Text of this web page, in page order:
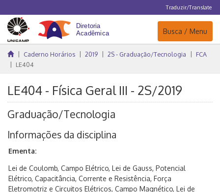
Traduzir/Translate
Navegação
Busca / Menu
Caderno Horários 2019 2S - Graduação/Tecnologia
FCA
LE404
LE404 - Física Geral III - 2S/2019
Graduação/Tecnologia
Informações da disciplina
Ementa:
Lei de Coulomb, Campo Elétrico, Lei de Gauss, Potencial
Elétrico, Capacitância, Corrente e Resistência, Força
Eletromotriz e Circuitos Elétricos, Campo Magnético, Lei de